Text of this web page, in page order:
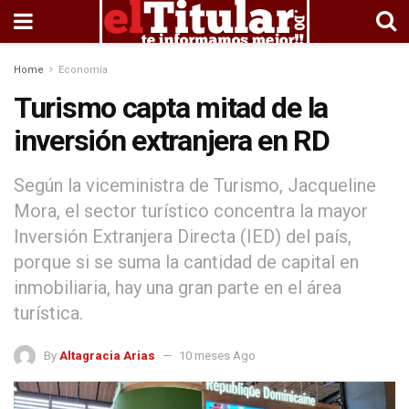
Home Economía
Turismo capta mitad de la
inversión extranjera en RD
Según la viceministra de Turismo, Jacqueline
Mora, el sector turístico concentra la mayor
Inversión Extranjera Directa (IED) del país,
porque si se suma la cantidad de capital en
inmobiliaria, hay una gran parte en el área
turística.
By Altagracia Arias 10 meses Ago